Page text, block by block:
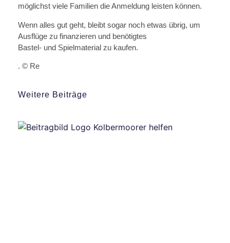
möglichst viele Familien die Anmeldung leisten können.
Wenn alles gut geht, bleibt sogar noch etwas übrig, um
Ausflüge zu finanzieren und benötigtes
Bastel- und Spielmaterial zu kaufen.
. © Re
Weitere Beiträge